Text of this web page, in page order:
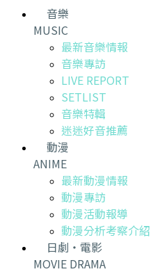
音樂
MUSIC
最新音樂情報
音樂專訪
LIVE REPORT
SETLIST
音樂特輯
迷迷好音推薦
動漫
ANIME
最新動漫情報
動漫專訪
動漫活動報導
動漫分析考察介紹
日劇・電影
MOVIE DRAMA